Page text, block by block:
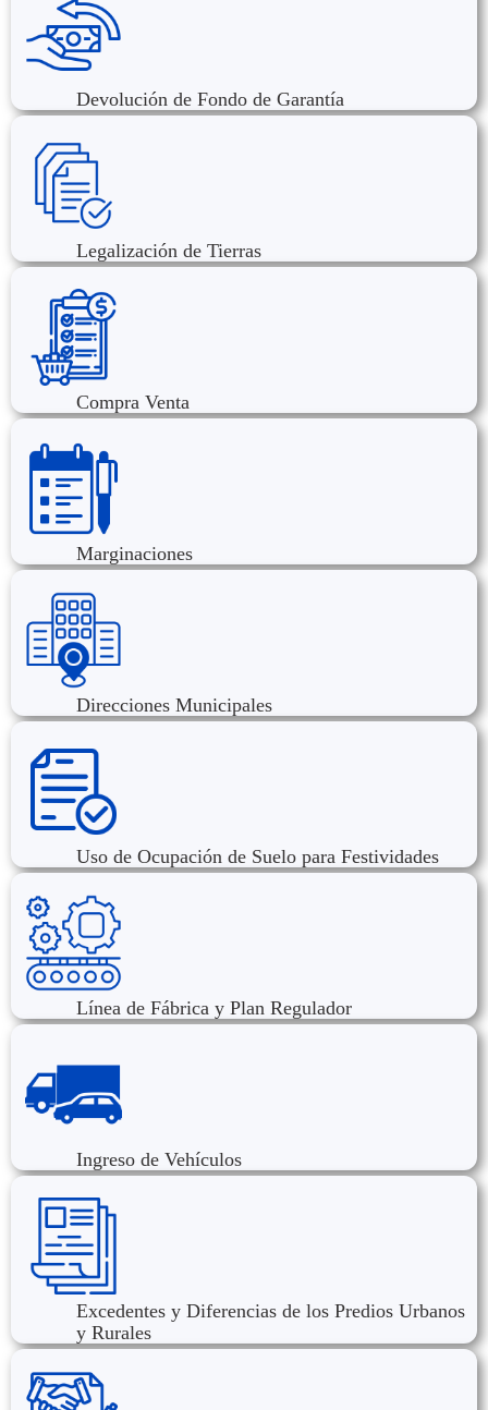
Devolución de Fondo de Garantía
Legalización de Tierras
Compra Venta
Marginaciones
Direcciones Municipales
Uso de Ocupación de Suelo para Festividades
Línea de Fábrica y Plan Regulador
Ingreso de Vehículos
Excedentes y Diferencias de los Predios Urbanos
y Rurales